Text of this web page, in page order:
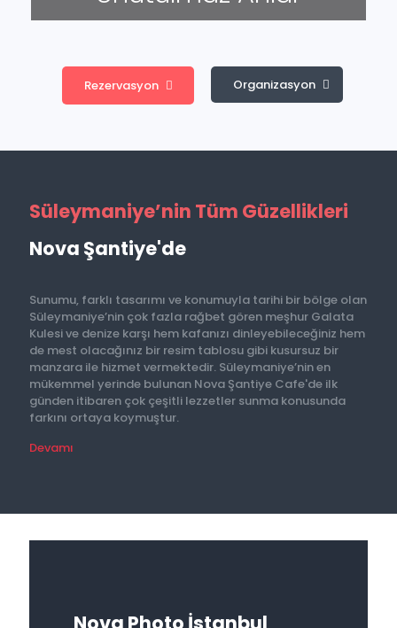
Süleymaniye’nin Tüm Güzellikleri
Nova Şantiye'de
Sunumu, farklı tasarımı ve konumuyla tarihi bir bölge olan
Süleymaniye’nin çok fazla rağbet gören meşhur Galata
Kulesi ve denize karşı hem kafanızı dinleyebileceğiniz hem
de mest olacağınız bir resim tablosu gibi kusursuz bir
manzara ile hizmet vermektedir. Süleymaniye’nin en
mükemmel yerinde bulunan Nova Şantiye Cafe'de ilk
günden itibaren çok çeşitli lezzetler sunma konusunda
farkını ortaya koymuştur.
Devamı